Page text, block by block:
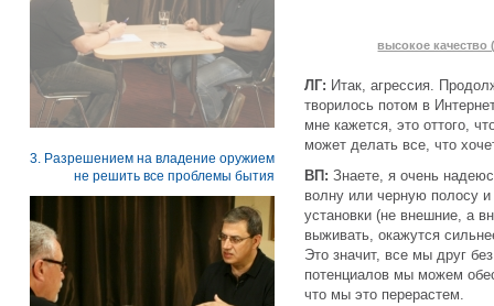
3. Разрешением на владение оружием
не решить все проблемы бытия
высокое качество
ЛГ: Итак, агрессия.
творилось потом в
мне кажется, это оттого,
может делать все, что
ВП: Знаете, я очень
волну или черную полосу
установки (не внешние, а
выживать, окажутся
Это значит, все мы друг
потенциалов мы можем
что мы это перерастем.